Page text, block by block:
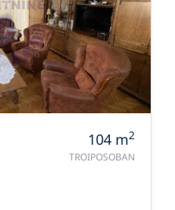
104 m2
TROIPOSOBAN